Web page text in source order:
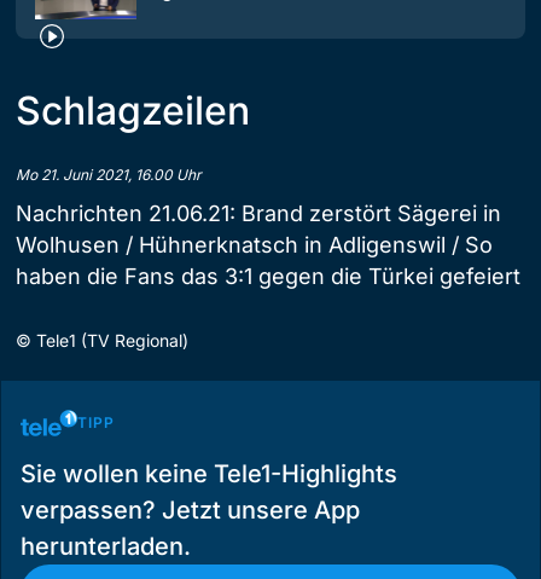
Schlagzeilen
Mo 21. Juni 2021, 16.00 Uhr
Nachrichten 21.06.21: Brand zerstört Sägerei in
Wolhusen / Hühnerknatsch in Adligenswil / So
haben die Fans das 3:1 gegen die Türkei gefeiert
© Tele1 (TV Regional)
TIPP
Sie wollen keine Tele1-Highlights
verpassen? Jetzt unsere App
herunterladen.